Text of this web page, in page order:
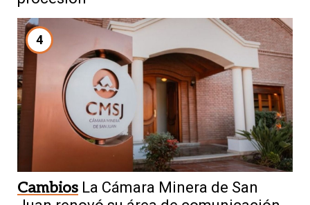
4
Cambios La Cámara Minera de San